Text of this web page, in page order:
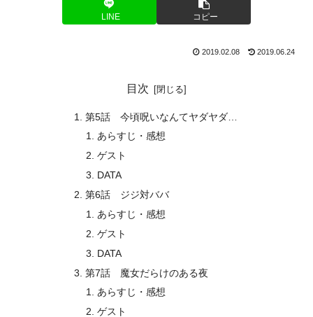
LINE コピー
2019.02.08 2019.06.24
目次
第5話 今頃呪いなんてヤダヤダ…
あらすじ・感想
ゲスト
DATA
第6話 ジジ対ババ
あらすじ・感想
ゲスト
DATA
第7話 魔女だらけのある夜
あらすじ・感想
ゲスト